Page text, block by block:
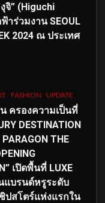
จิ” (Higuchi
าร่วมงาน SEOUL
2024 ณ ประเทศ
FASHION UPDATE
ครองความเป็นที่
DESTINATION
THE
เปิดพื้นที่ LUXE
แบรนด์หรูระดับ
ปสโตร์แห่งแรกใน